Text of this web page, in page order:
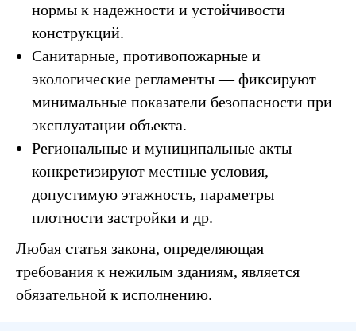
нормы к надежности и устойчивости
конструкций.
Санитарные, противопожарные и
экологические регламенты — фиксируют
минимальные показатели безопасности при
эксплуатации объекта.
Региональные и муниципальные акты —
конкретизируют местные условия,
допустимую этажность, параметры
плотности застройки и др.
Любая статья закона, определяющая
требования к нежилым зданиям, является
обязательной к исполнению.